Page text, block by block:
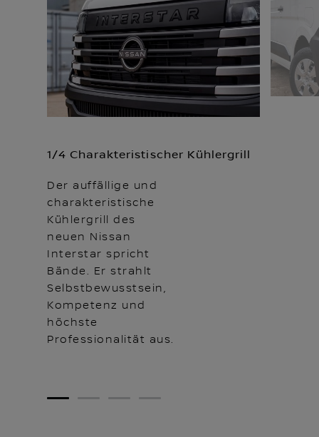
1/4 Charakteristischer Kühlergrill
Der auffällige und
charakteristische
Kühlergrill des
neuen Nissan
Interstar spricht
Bände. Er strahlt
Selbstbewusstsein,
Kompetenz und
höchste
Professionalität aus.
1 2 3 4